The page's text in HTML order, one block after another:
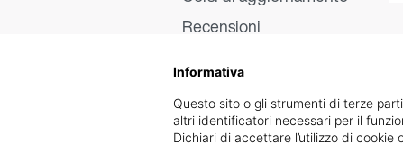
Recensioni
Informativa
Questo sito o gli strumenti di terze
altri identificatori necessari per il
Dichiari di accettare l’utilizzo di